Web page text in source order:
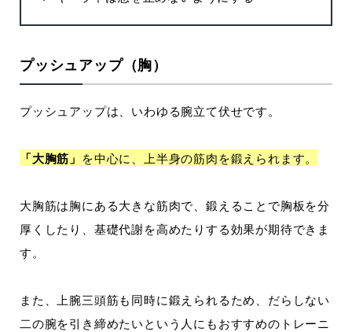
プッシュアップ（胸）
プッシュアップは、いわゆる腕立て伏せです。
「大胸筋」 を中心に、上半身の筋肉を鍛えられます。
大胸筋は胸にある大きな筋肉で、鍛えることで胸板を分
厚くしたり、基礎代謝を高めたりする効果が期待できま
す。
また、上腕三頭筋も同時に鍛えられるため、だらしない
二の腕を引き締めたいという人にもおすすめのトレーニ